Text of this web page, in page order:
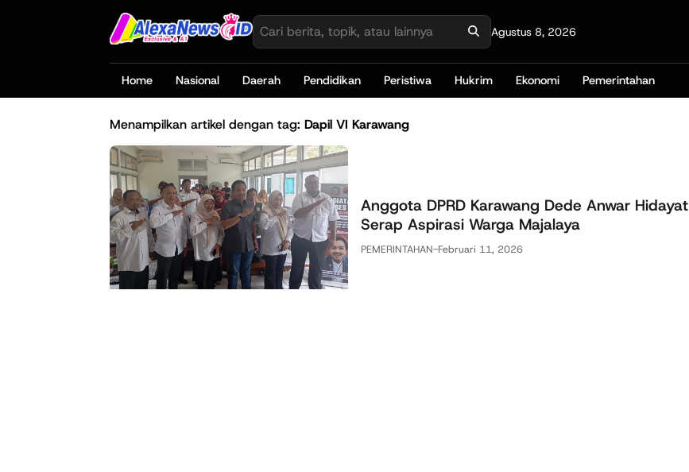
Agustus 8, 2026
Home Nasional Daerah Pendidikan Peristiwa Hukrim Ekonomi Pemerintahan
Menampilkan artikel dengan tag: Dapil VI Karawang
Anggota DPRD Karawang Dede Anwar Hidayat
Serap Aspirasi Warga Majalaya
PEMERINTAHAN-Februari 11, 2026